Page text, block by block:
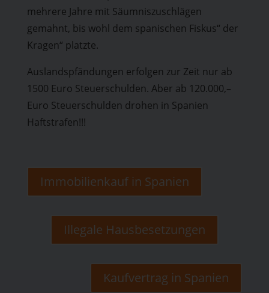
mehrere Jahre mit Säumniszuschlägen
gemahnt, bis wohl dem spanischen Fiskus“ der
Kragen“ platzte.
Auslandspfändungen erfolgen zur Zeit nur ab
1500 Euro Steuerschulden. Aber ab 120.000,–
Euro Steuerschulden drohen in Spanien
Haftstrafen!!!
Immobilienkauf in Spanien
Illegale Hausbesetzungen
Kaufvertrag in Spanien